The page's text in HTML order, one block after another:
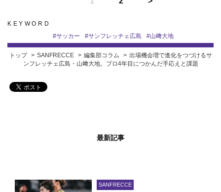
KEYWORD
#サッカー #サンフレッチェ広島 #山﨑大地
トップ SANFRECCE 編集部コラム
出場機会増で進化をつづけるサ
ンフレッチェ広島・山﨑大地。プロ4年目につかんだ手応えと課題
最新記事
SANFRECCE